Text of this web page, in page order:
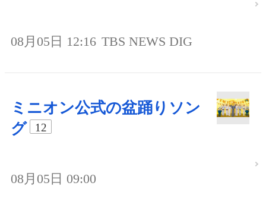
08月05日 12:16 TBS NEWS DIG
ミニオン公式の盆踊りソン
グ
12
08月05日 09:00